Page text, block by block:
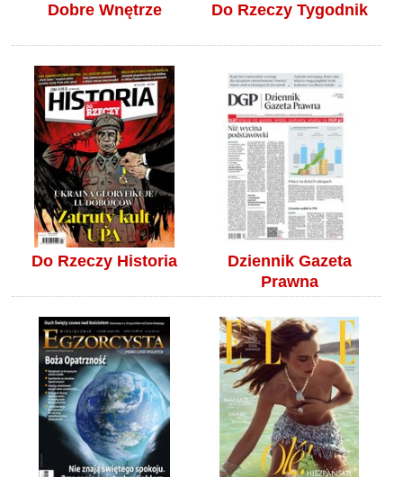
Dobre Wnętrze Do Rzeczy Tygodnik
Do Rzeczy Historia
Dziennik Gazeta
Prawna